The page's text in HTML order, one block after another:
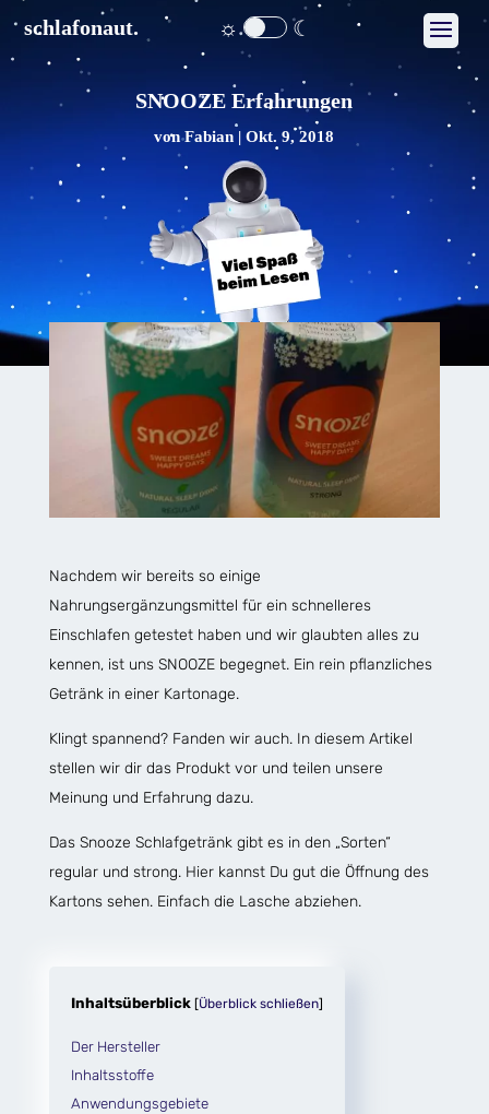
schlafonaut. ☼ ☾
SNOOZE Erfahrungen
vonFabian |Okt. 9, 2018
Nachdem wir bereits so einige
Nahrungsergänzungsmittel für ein schnelleres
Einschlafen getestet haben und wir glaubten alles zu
kennen, ist uns SNOOZE begegnet. Ein rein pflanzliches
Getränk in einer Kartonage.
Klingt spannend? Fanden wir auch. In diesem Artikel
stellen wir dir das Produkt vor und teilen unsere
Meinung und Erfahrung dazu.
Das Snooze Schlafgetränk gibt es in den „Sorten“
regular und strong. Hier kannst Du gut die Öffnung des
Kartons sehen. Einfach die Lasche abziehen.
Inhaltsüberblick [Überblick schließen]
Der Hersteller
Inhaltsstoffe
Anwendungsgebiete